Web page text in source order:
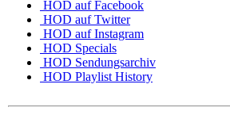
HOD auf Facebook
HOD auf Twitter
HOD auf Instagram
HOD Specials
HOD Sendungsarchiv
HOD Playlist History